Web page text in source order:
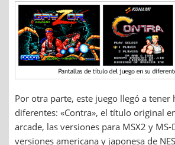
Por otra parte, este juego llegó a tener
diferentes: «Contra», el título original
arcade, las versiones para MSX2 y MS-
versiones americana y japonesa de